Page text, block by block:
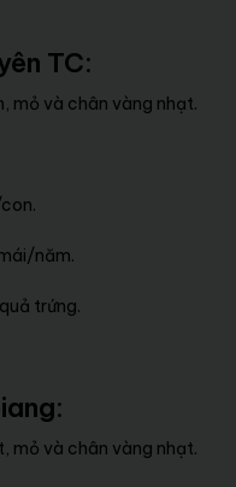
TC:
mỏ và chân vàng nhạt.
năm.
trứng.
:
mỏ và chân vàng nhạt.